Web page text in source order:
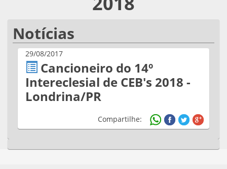
Notícias
29/08/2017
Cancioneiro do 14º
Intereclesial de CEB's 2018 -
Londrina/PR
Compartilhe: